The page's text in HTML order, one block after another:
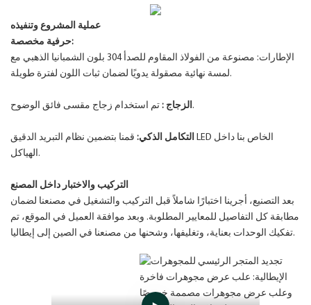
عملية المشروع وتنفيذه
حرفية مخصصة:
الإطارات: مصنوعة من الفولاذ المقاوم للصدأ 304 بلون الشمبانيا الذهبي مع
لمسة نهائية مصقولة يدويًا لضمان ثبات اللون لفترة طويلة.
الزجاج : تم استخدام زجاج مقسى فائق الوضوح.
التكامل الذكي: قمنا بتضمين نظام التبريد الدقيق LED الخاص بنا داخل
الهياكل.
التركيب والاختبار داخل المصنع
بعد التصنيع، أجرينا اختبارًا شاملاً قبل التركيب والتشغيل في مصنعنا لضمان
مطابقة كل التفاصيل للمعايير المطلوبة. وبعد موافقة العميل في الموقع، تم
تفكيك الوحدات بعناية، وتغليفها، وشحنها من مصنعنا في الصين إلى إيطاليا.